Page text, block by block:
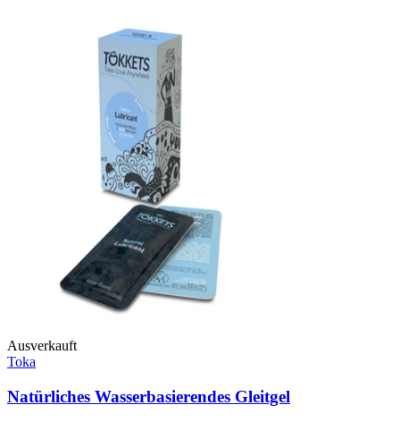
Ausverkauft
Toka
Natürliches Wasserbasierendes Gleitgel